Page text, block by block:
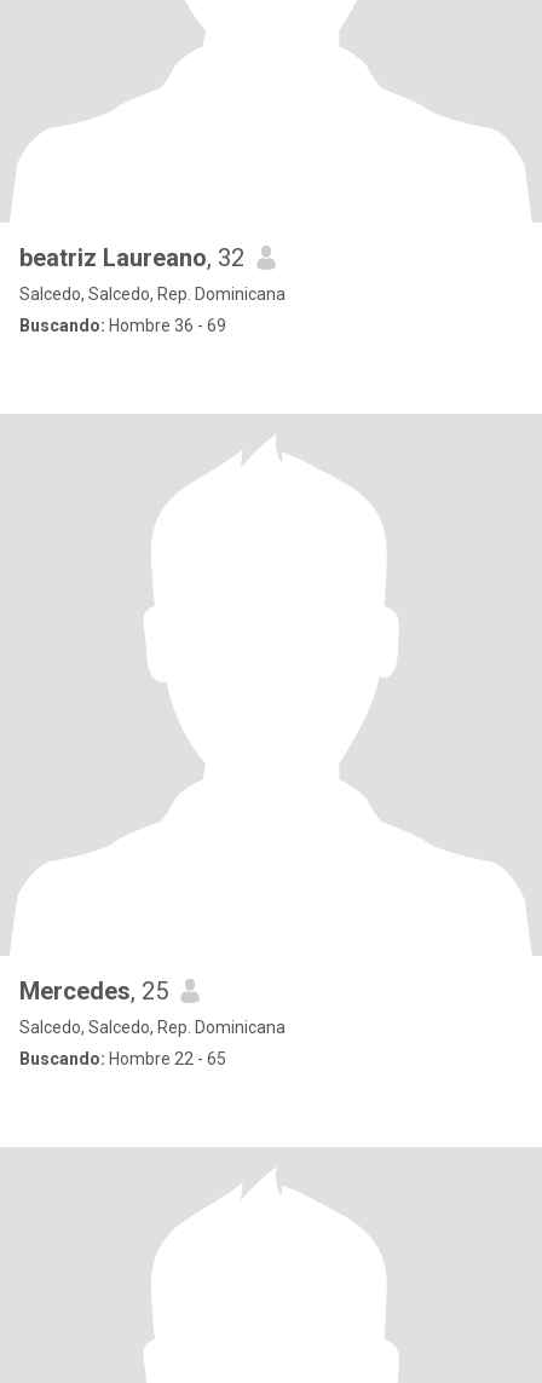
beatriz Laureano, 32
Salcedo, Salcedo, Rep. Dominicana
Buscando: Hombre 36 - 69
Mercedes, 25
Salcedo, Salcedo, Rep. Dominicana
Buscando: Hombre 22 - 65